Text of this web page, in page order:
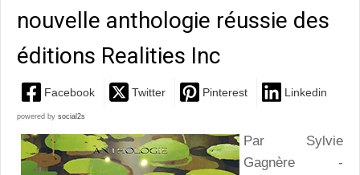
nouvelle anthologie réussie des
éditions Realities Inc
Facebook Twitter Pinterest Linkedin
powered by social2s
Par Sylvie
Gagnère -